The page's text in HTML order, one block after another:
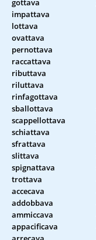
impattava
lottava
ovattava
pernottava
raccattava
ributtava
riluttava
rinfagottava
sballottava
scappellottava
schiattava
sfrattava
slittava
spignattava
trottava
accecava
addobbava
ammiccava
appacificava